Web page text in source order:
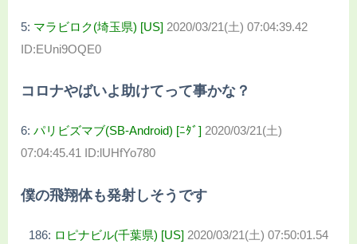
5: マラビロク(埼玉県) [US] 2020/03/21(土) 07:04:39.42
ID:EUni9OQE0
コロナやばいよ助けてって事かな？
6: パリビズマブ(SB-Android) [ﾆﾀﾞ] 2020/03/21(土)
07:04:45.41 ID:lUHfYo780
僕の飛翔体も発射しそうです
186: ロピナビル(千葉県) [US] 2020/03/21(土) 07:50:01.54